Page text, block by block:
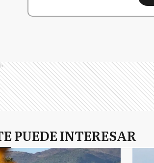
PUEDE INTERESAR